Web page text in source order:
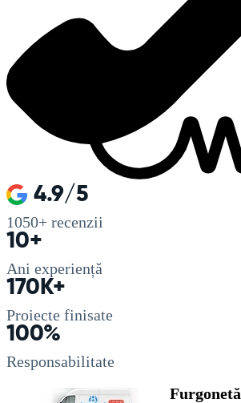
4.9/5
1050+ recenzii
10+
Ani experiență
170K+
Proiecte finisate
100%
Responsabilitate
Furgonetă